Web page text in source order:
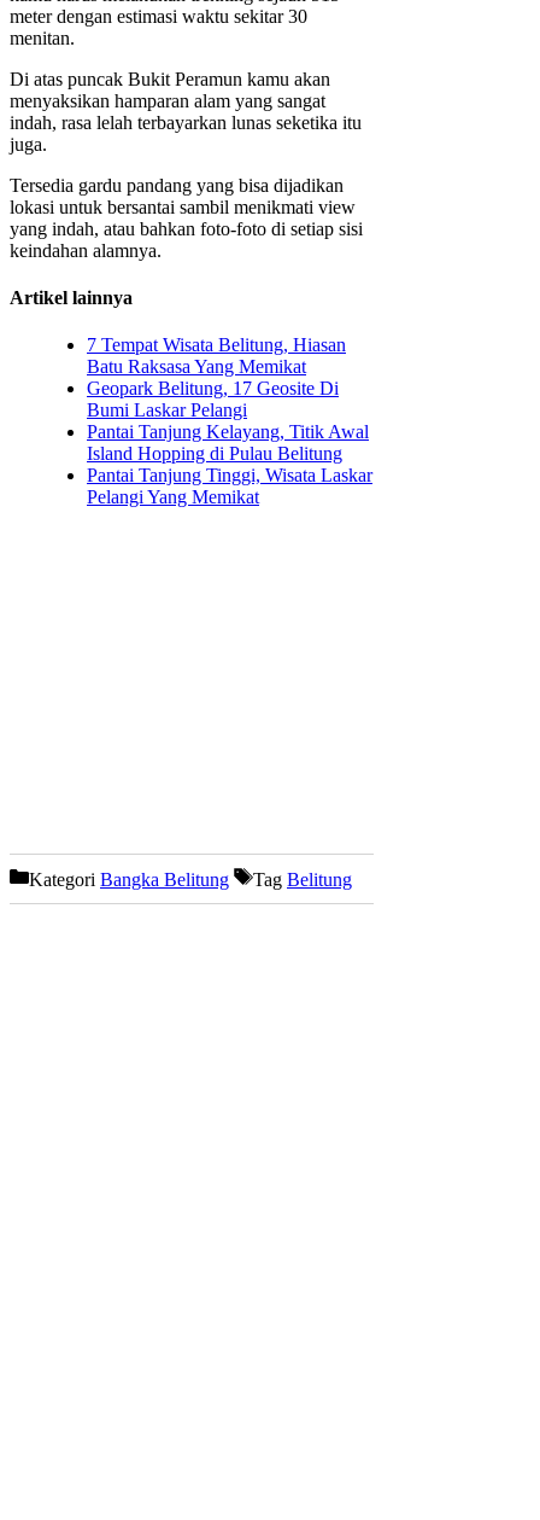
meter dengan estimasi waktu sekitar 30
menitan.
Di atas puncak Bukit Peramun kamu akan
menyaksikan hamparan alam yang sangat
indah, rasa lelah terbayarkan lunas seketika itu
juga.
Tersedia gardu pandang yang bisa dijadikan
lokasi untuk bersantai sambil menikmati view
yang indah, atau bahkan foto-foto di setiap sisi
keindahan alamnya.
Artikel lainnya
7 Tempat Wisata Belitung, Hiasan
Batu Raksasa Yang Memikat
Geopark Belitung, 17 Geosite Di
Bumi Laskar Pelangi
Pantai Tanjung Kelayang, Titik Awal
Island Hopping di Pulau Belitung
Pantai Tanjung Tinggi, Wisata Laskar
Pelangi Yang Memikat
Kategori Bangka Belitung Tag Belitung